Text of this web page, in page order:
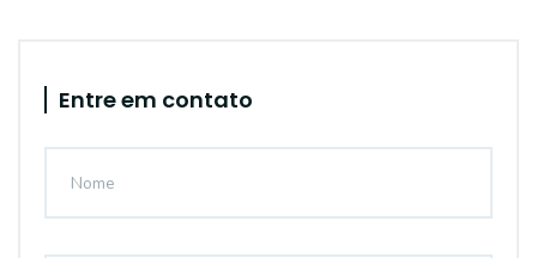
Entre em contato